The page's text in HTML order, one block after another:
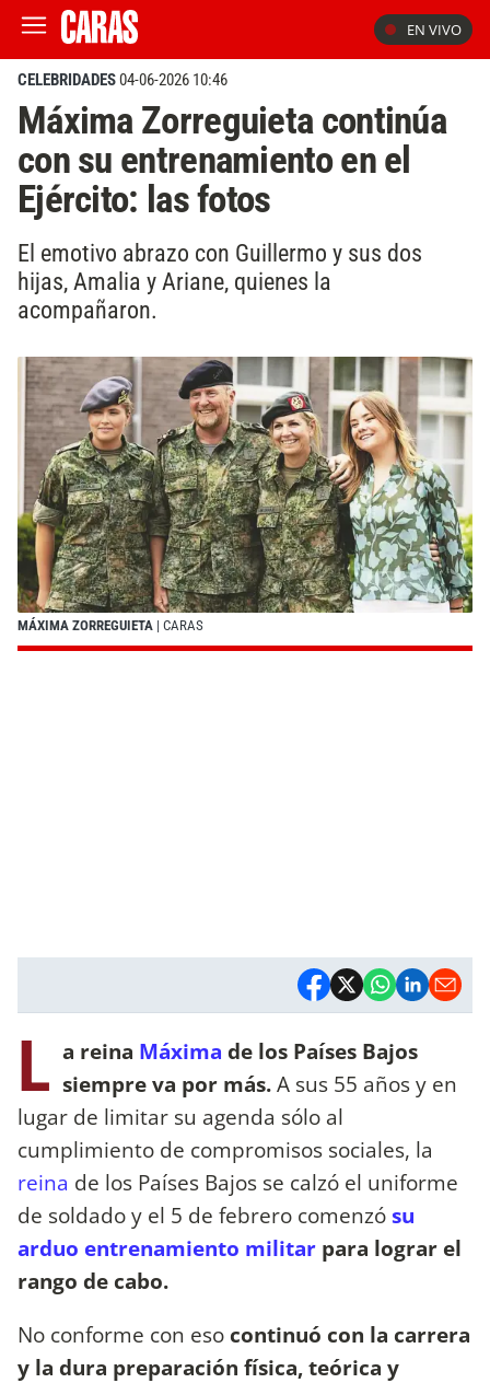
EN VIVO
CELEBRIDADES04-06-2026 10:46
Máxima Zorreguieta continúa
con su entrenamiento en el
Ejército: las fotos
El emotivo abrazo con Guillermo y sus dos
hijas, Amalia y Ariane, quienes la
acompañaron.
MÁXIMA ZORREGUIETA | CARAS
L a reina Máxima de los Países Bajos
siempre va por más.A sus 55 años y en
lugar de limitar su agenda sólo al
cumplimiento de compromisos sociales, la
reina de los Países Bajos se calzó el uniforme
de soldado y el 5 de febrero comenzósu
arduo entrenamiento militar para lograr el
rango de cabo.
No conforme con eso continuó con la carrera
y la dura preparación física, teórica y